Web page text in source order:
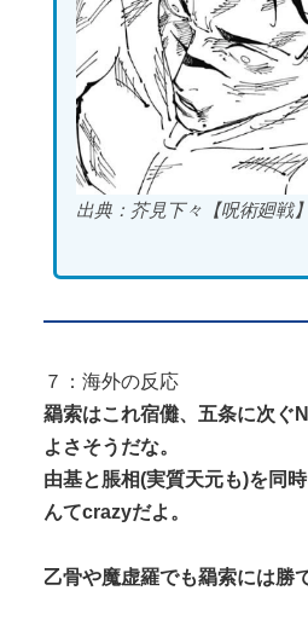
出典：芥見下々【呪術廻戦
７：海外の反応
羂索はこれ宿儺、五条に次ぐ
よさそうだな。
由基と脹相(実質天元も)を同
んてcrazyだよ。
乙骨や魔虚羅でも羂索には勝